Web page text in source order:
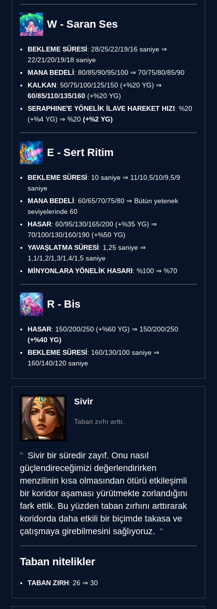
W - Saran Ses
BEKLEME SÜRESİ: 28/25/22/19/16 saniye ⇒
22/21/20/19/18 saniye
MANA BEDELİ: 80/85/90/95/100 ⇒ 70/75/80/85/90
KALKAN: 50/75/100/125/150 (+%20 YG) ⇒
60/85/110/135/160 (+%20 YG)
SERAPHINE'E YÖNELİK İLAVE HAREKET HIZI: %20
(+%4 YG) ⇒ %20 (+%2 YG)
E - Sert Ritim
BEKLEME SÜRESİ: 10 saniye ⇒ 11/10,5/10/9,5/9
saniye
MANA BEDELİ: 60/65/70/75/80 ⇒ Bütün yetenek
seviyelerinde 60
HASAR: 60/95/130/165/200 (+%35 YG) ⇒
70/100/130/160/190 (+%50 YG)
YAVAŞLATMA SÜRESİ: 1,25 saniye ⇒
1,1/1,2/1,3/1,4/1,5 saniye
MİNYONLARA YÖNELİK HASARI: %100 ⇒ %70
R - Bis
HASAR: 150/200/250 (+%60 YG) ⇒ 150/200/250
(+%40 YG)
BEKLEME SÜRESİ: 160/130/100 saniye ⇒
160/140/120 saniye
Sivir
Taban zırhı arttı.
Sivir bir süredir zayıf. Onu nasıl
güçlendireceğimizi değerlendirirken
menzilinin kısa olmasından ötürü etkileşimli
bir koridor aşaması yürütmekte zorlandığını
fark ettik. Bu yüzden taban zırhını arttırarak
koridorda daha etkili bir biçimde takasa ve
çatışmaya girebilmesini sağlıyoruz.
Taban nitelikler
TABAN ZIRH: 26 ⇒ 30